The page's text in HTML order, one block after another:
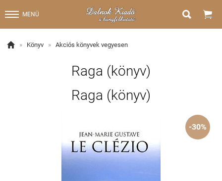
MENÜ  
 » Könyv » Akciós könyvek vegyesen
Raga (könyv)
Raga (könyv)
-30%